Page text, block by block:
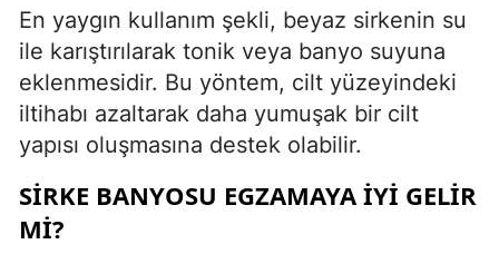
En yaygın kullanım şekli, beyaz sirkenin su
ile karıştırılarak tonik veya banyo suyuna
eklenmesidir. Bu yöntem, cilt yüzeyindeki
iltihabı azaltarak daha yumuşak bir cilt
yapısı oluşmasına destek olabilir.
SIRKE BANYOSU EGZAMAYA İYI GELIR
MI?